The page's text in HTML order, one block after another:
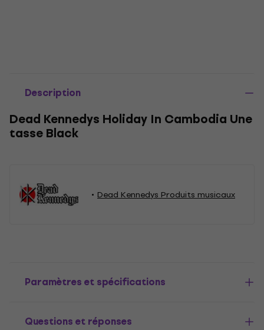
Description
Dead Kennedys Holiday In Cambodia Une
tasse Black
Dead Kennedys Produits musicaux
Paramètres et spécifications
Questions et réponses